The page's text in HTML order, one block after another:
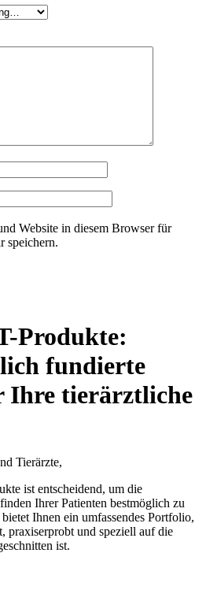
Website in diesem Browser für
speichern.
Produkte:
fundierte
Ihre tierärztliche
Tierärzte,
ist entscheidend, um die
Ihrer Patienten bestmöglich zu
Ihnen ein umfassendes Portfolio,
praxiserprobt und speziell auf die
ist.